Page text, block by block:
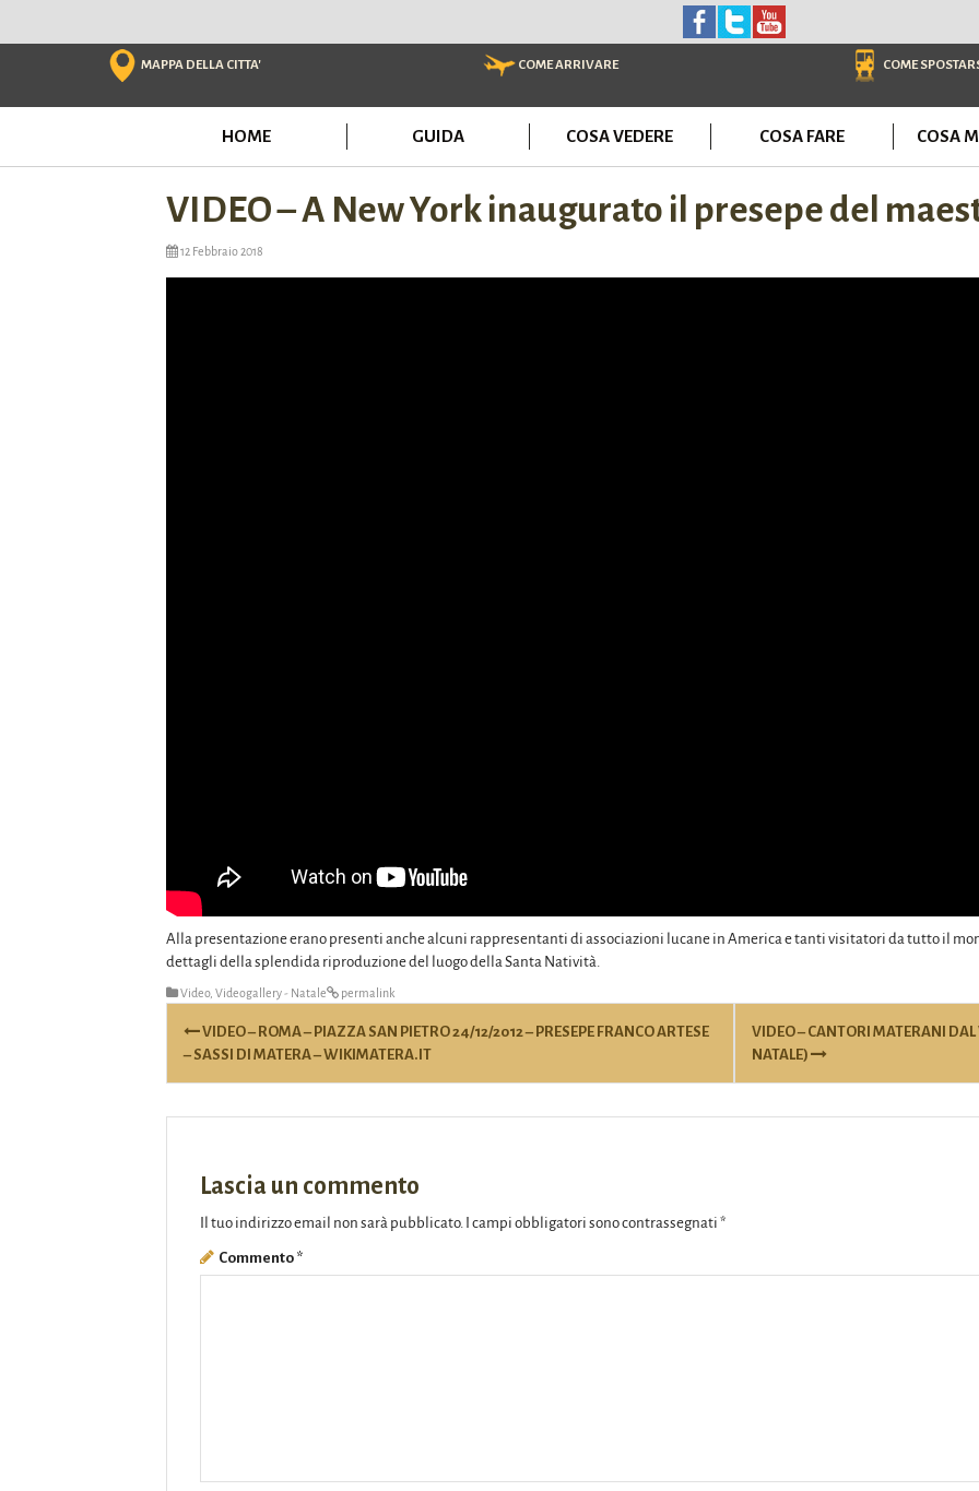
MAPPA DELLA CITTA' COME ARRIVARE COME
HOME GUIDA COSA VEDERE COSA FARE COSA
VIDEO – A New York inaugurato il presepe del
12 Febbraio 2018
Alla presentazione erano presenti anche alcuni rappresentanti di associazioni lucane in America e tanti visitatori da tutto il
dettagli della splendida riproduzione del luogo della Santa Natività.
Video, Videogallery - Natale permalink
Post
navigation
VIDEO – ROMA – PIAZZA SAN PIETRO 24/12/2012 – PRESEPE FRANCO ARTESE
– SASSI DI MATERA – WIKIMATERA.IT
VIDEO – CANTORI MATERANI DAL
NATALE)
Lascia un commento
Il tuo indirizzo email non sarà pubblicato. I campi obbligatori sono contrassegnati *
Commento *